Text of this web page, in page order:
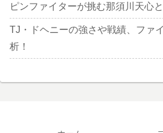
ピンファイターが挑む那須川天心
TJ・ドヘニーの強さや戦績、ファ
析！